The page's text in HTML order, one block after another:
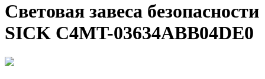
Световая завеса безопасности
SICK C4MT-03634ABB04DE0